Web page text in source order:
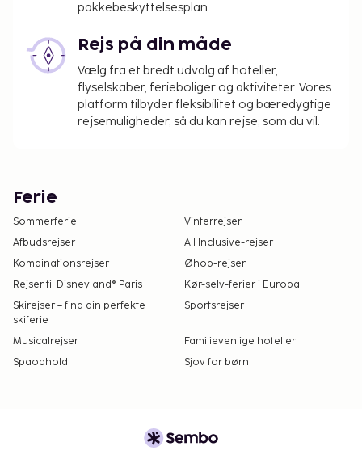
pakkebeskyttelsesplan.
Rejs på din måde
Vælg fra et bredt udvalg af hoteller,
flyselskaber, ferieboliger og aktiviteter. Vores
platform tilbyder fleksibilitet og bæredygtige
rejsemuligheder, så du kan rejse, som du vil.
Ferie
Sommerferie
Vinterrejser
Afbudsrejser
All Inclusive-rejser
Kombinationsrejser
Øhop-rejser
Rejser til Disneyland® Paris
Kør-selv-ferier i Europa
Skirejser – find din perfekte
skiferie
Sportsrejser
Musicalrejser
Familievenlige hoteller
Spaophold
Sjov for børn